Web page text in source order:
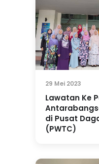
29 Mei 2023
Lawatan Ke
di Pusat
(PWTC)